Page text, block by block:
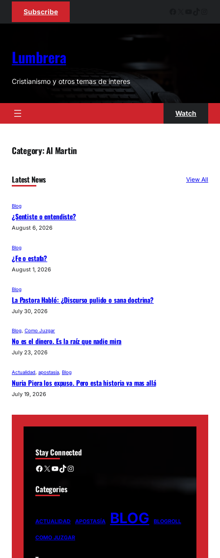
Subscribe
Lumbrera
Cristianismo y otros temas de interes
Watch
Category:Al Martin
Latest News View All
Blog
¿Sentiste o entendiste?
August 6, 2026
Blog
¿Fe o estafa?
August 1, 2026
Blog
La Pastora Habló: ¿Discurso pulido o sana doctrina?
July 30, 2026
Blog, Como Juzgar
No es el dinero. Es la raíz que nadie mira
July 23, 2026
Actualidad apostasía Blog
Nuria Piera los expuso. Pero esta historia va mas allá
July 19, 2026
Stay Connected
Facebook X YouTube TikTok Instagram
Categories
ACTUALIDAD APOSTASÍA BLOG BLOGROLL
COMO JUZGAR